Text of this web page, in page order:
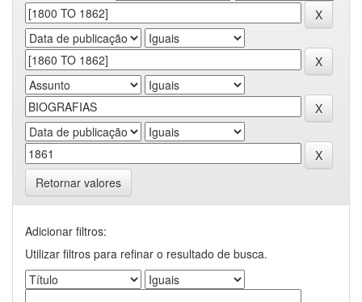
Retornar valores
Adicionar filtros:
Utilizar filtros para refinar o resultado de busca.